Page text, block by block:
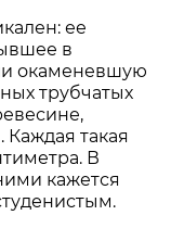
ее
в
окаменевшую
трубчатых
такая
В
кажется